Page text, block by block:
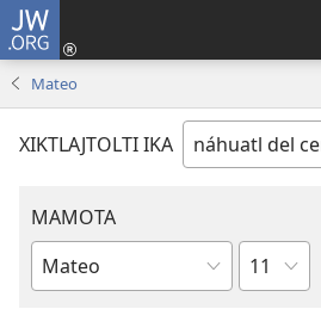
JW.ORG
Mateo
XIKTLAJTOLTI IKA
MAMOTA
Amochtli
Capítulo